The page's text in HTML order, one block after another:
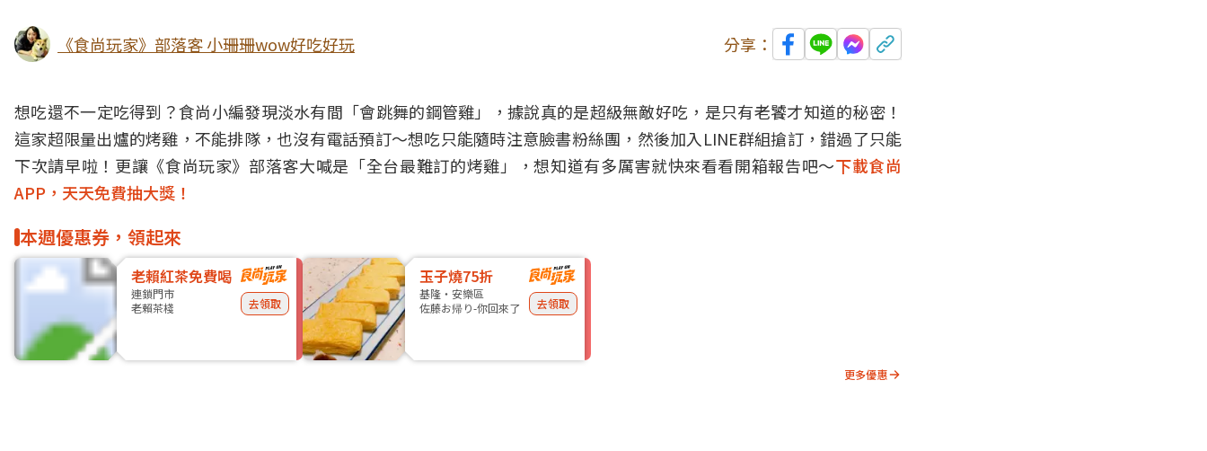
《食尚玩家》部落客 小珊珊wow好吃好玩 分享：
想吃還不一定吃得到？食尚小編發現淡水有間「會跳舞的鋼管雞」，據說真的是超級無敵好吃，是只有老饕才知道的秘密！
這家超限量出爐的烤雞 ，不能排隊，也沒有電話預訂～想吃只能隨時注意臉書粉絲團，然後加入LINE群組搶訂，錯過了只能
下次請早啦！更讓《食尚玩家》部落客大喊是「全台最難訂的烤雞」，想知道有多厲害就快來看看開箱報告吧～下載食尚
APP，天天免費抽大獎！
本週優惠券，領起來
老賴紅茶免費喝
連鎖門市
老賴茶棧
去領取
玉子燒75折
基隆・安樂區
佐藤お帰り-你回來了
去領取
更多優惠